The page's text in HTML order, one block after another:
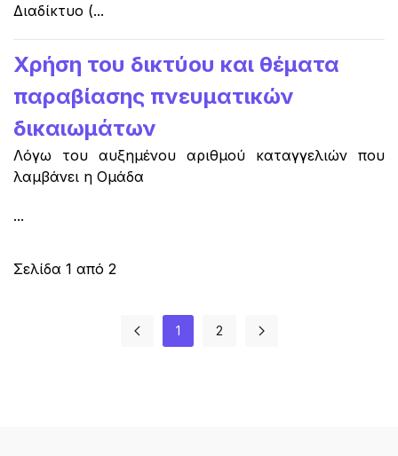
Διαδίκτυο (...
Χρήση του δικτύου και θέματα
παραβίασης πνευματικών
δικαιωμάτων
Λόγω του αυξημένου αριθμού καταγγελιών που
λαμβάνει η Ομάδα
...
Σελίδα 1 από 2
1 2